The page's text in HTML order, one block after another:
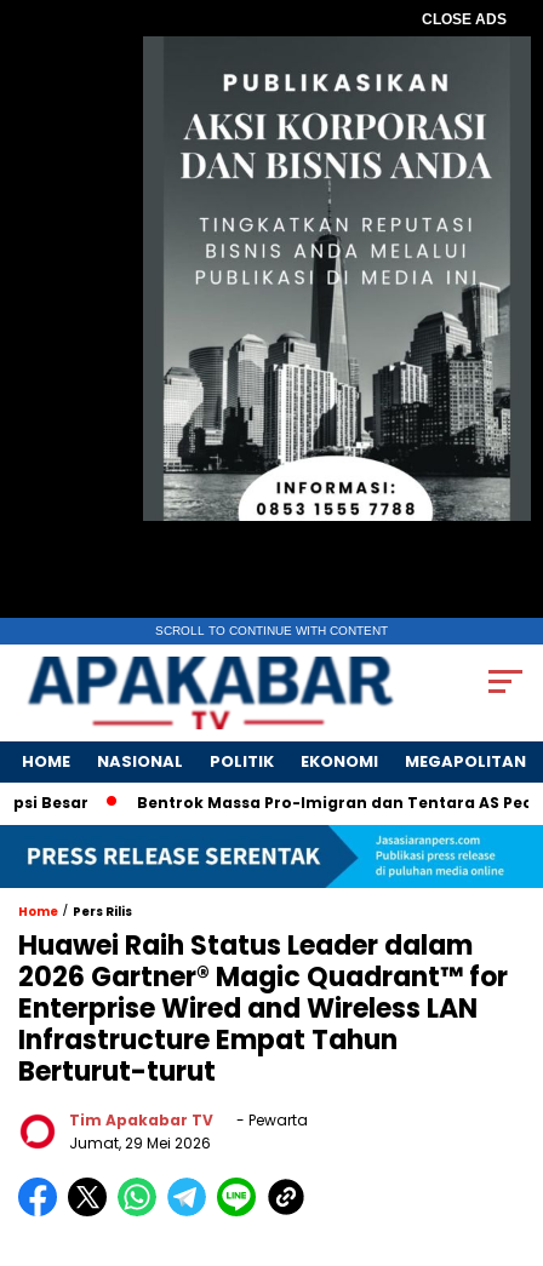
CLOSE ADS
SCROLL TO CONTINUE WITH CONTENT
HOME NASIONAL POLITIK EKONOMI MEGAPOLITAN
Bentrok Massa Pro-Imigran dan Tentara AS Pecah di
Home / Pers Rilis
Huawei Raih Status Leader dalam
2026 Gartner® Magic Quadrant™ for
Enterprise Wired and Wireless LAN
Infrastructure Empat Tahun
Berturut-turut
Tim Apakabar TV
- Pewarta
Jumat, 29 Mei 2026